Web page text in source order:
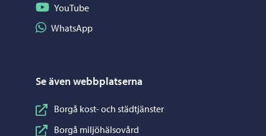
Följ på YouTube
YouTube
Dela på WhatsApp
WhatsApp
Se även webbplatserna
Borgå kost- och städtjänster
Borgå miljöhälsovård